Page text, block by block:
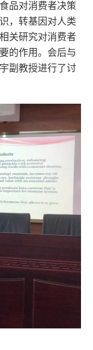
品对消费者决策
，转基因对人类
关研究对消费者
的作用。会后与
副教授进行了讨